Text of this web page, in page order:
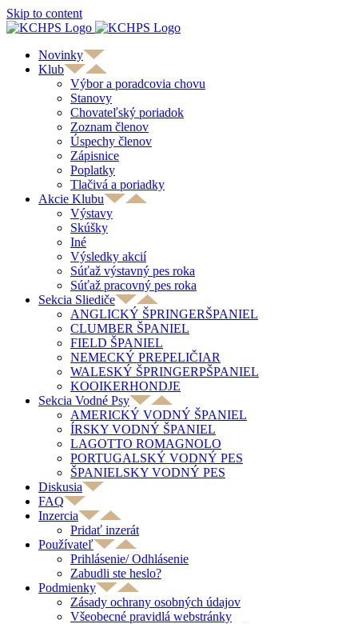
Skip to content
Novinky
Klub
Výbor a poradcovia chovu
Stanovy
Chovateľský poriadok
Zoznam členov
Úspechy členov
Zápisnice
Poplatky
Tlačivá a poriadky
Akcie Klubu
Výstavy
Skúšky
Iné
Výsledky akcií
Súťaž výstavný pes roka
Súťaž pracovný pes roka
Sekcia Sliediče
ANGLICKÝ ŠPRINGERŠPANIEL
CLUMBER ŠPANIEL
FIELD ŠPANIEL
NEMECKÝ PREPELIČIAR
WALESKÝ ŠPRINGERPŠPANIEL
KOOIKERHONDJE
Sekcia Vodné Psy
AMERICKÝ VODNÝ ŠPANIEL
ÍRSKY VODNÝ ŠPANIEL
LAGOTTO ROMAGNOLO
PORTUGALSKÝ VODNÝ PES
ŠPANIELSKY VODNÝ PES
Diskusia
FAQ
Inzercia
Pridať inzerát
Používateľ
Prihlásenie/ Odhlásenie
Zabudli ste heslo?
Podmienky
Zásady ochrany osobných údajov
Všeobecné pravidlá webstránky